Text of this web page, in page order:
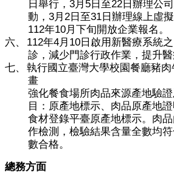
日舉行，3月 5 日至22 日辦理公
動，3月2 日至31 日辦理線上虛
112年10月下旬開放企業報名。
六、
112年4月 10 日啟用新醫療系統
診，減少門診行政作業，提升醫
七、
執行國立臺灣大學校園餐廳豬
畫
強化餐食場所肉品來源產地驗
目：原產地標示、肉品原產地
食材登錄平臺原產地標示。肉
作檢測，檢驗結果含量全數均
數合格。
總務方面